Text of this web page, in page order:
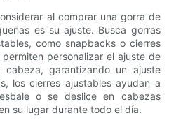
al comprar una gorra de
es su ajuste. Busca gorras
como snapbacks o cierres
personalizar el ajuste de
garantizando un ajuste
los cierres ajustables ayudan a
o se deslice en cabezas
su lugar durante todo el día.